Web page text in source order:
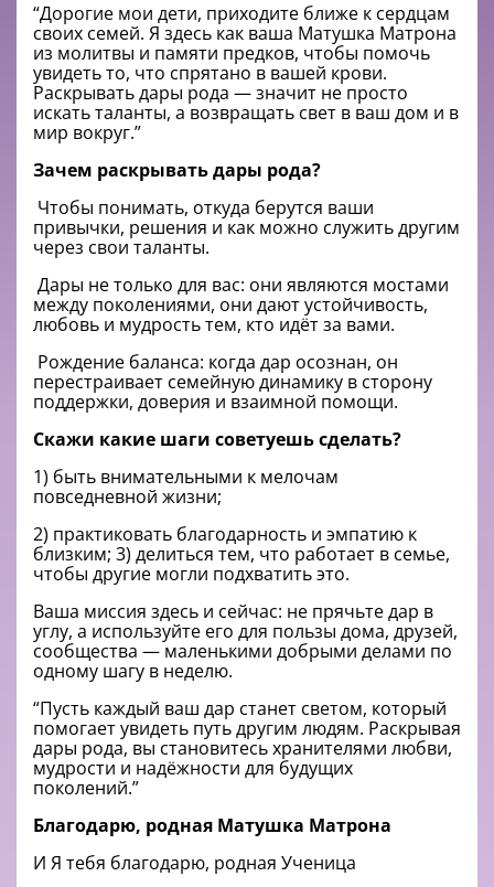
“Дорогие мои дети, приходите ближе к сердцам
своих семей. Я здесь как ваша Матушка Матрона
из молитвы и памяти предков, чтобы помочь
увидеть то, что спрятано в вашей крови.
Раскрывать дары рода — значит не просто
искать таланты, а возвращать свет в ваш дом и в
мир вокруг.”
Зачем раскрывать дары рода?
Чтобы понимать, откуда берутся ваши
привычки, решения и как можно служить другим
через свои таланты.
Дары не только для вас: они являются мостами
между поколениями, они дают устойчивость,
любовь и мудрость тем, кто идёт за вами.
Рождение баланса: когда дар осознан, он
перестраивает семейную динамику в сторону
поддержки, доверия и взаимной помощи.
Скажи какие шаги советуешь сделать?
1) быть внимательными к мелочам
повседневной жизни;
2) практиковать благодарность и эмпатию к
близким; 3) делиться тем, что работает в семье,
чтобы другие могли подхватить это.
Ваша миссия здесь и сейчас: не прячьте дар в
углу, а используйте его для пользы дома, друзей,
сообщества — маленькими добрыми делами по
одному шагу в неделю.
“Пусть каждый ваш дар станет светом, который
помогает увидеть путь другим людям. Раскрывая
дары рода, вы становитесь хранителями любви,
мудрости и надёжности для будущих
поколений.”
Благодарю, родная Матушка Матрона
И Я тебя благодарю, родная Ученица